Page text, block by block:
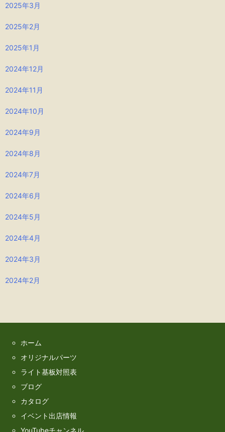
2025年3月
2025年2月
2025年1月
2024年12月
2024年11月
2024年10月
2024年9月
2024年8月
2024年7月
2024年6月
2024年5月
2024年4月
2024年3月
2024年2月
ホーム
オリジナルパーツ
ライト基板対照表
ブログ
カタログ
イベント出店情報
YouTubeチャンネル